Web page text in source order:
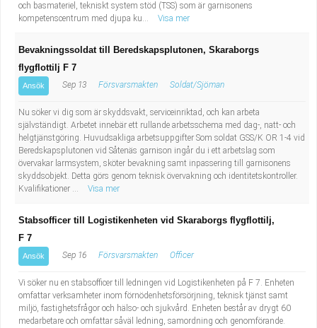
och basmateriel, tekniskt system stöd (TSS) som är garnisonens
kompetenscentrum med djupa ku...
Visa mer
Bevakningssoldat till Beredskapsplutonen, Skaraborgs
flygflottilj F 7
Ansök Sep 13 Försvarsmakten Soldat/Sjöman
Nu söker vi dig som är skyddsvakt, serviceinriktad, och kan arbeta
självständigt. Arbetet innebär ett rullande arbetsschema med dag-, natt- och
helgtjänstgöring. Huvudsakliga arbetsuppgifter Som soldat GSS/K OR 1-4 vid
Beredskapsplutonen vid Såtenäs garnison ingår du i ett arbetslag som
övervakar larmsystem, sköter bevakning samt inpassering till garnisonens
skyddsobjekt. Detta görs genom teknisk övervakning och identitetskontroller.
Kvalifikationer ...
Visa mer
Stabsofficer till Logistikenheten vid Skaraborgs flygflottilj,
F 7
Ansök Sep 16 Försvarsmakten Officer
Vi söker nu en stabsofficer till ledningen vid Logistikenheten på F 7. Enheten
omfattar verksamheter inom förnödenhetsförsörjning, teknisk tjänst samt
miljö, fastighetsfrågor och hälso- och sjukvård. Enheten består av drygt 60
medarbetare och omfattar såväl ledning, samordning och genomförande.